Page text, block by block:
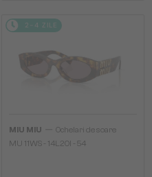
2-4 ZILE
MIU MIU
Ochelari de soare
MU 11WS - 14L20I - 54